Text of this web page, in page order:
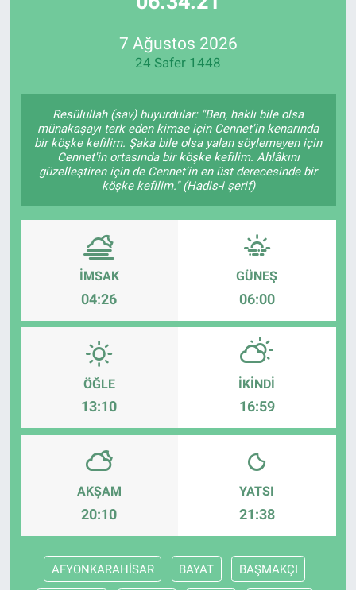
7 Ağustos 2026
24 Safer 1448
Resûlullah (sav) buyurdular: "Ben, haklı bile olsa
münakaşayı terk eden kimse için Cennet'in kenarında
bir köşke kefilim. Şaka bile olsa yalan söylemeyen için
Cennet'in ortasında bir köşke kefilim. Ahlâkını
güzelleştiren için de Cennet'in en üst derecesinde bir
köşke kefilim." (Hadis-i şerif)
İMSAK
04:26
GÜNEŞ
06:00
ÖĞLE
13:10
İKINDI
16:59
AKŞAM
20:10
YATSI
21:38
AFYONKARAHİSAR BAYAT BAŞMAKÇI
Özel Haberler
Kadın
Erişim Bilgileri
Teknoloji